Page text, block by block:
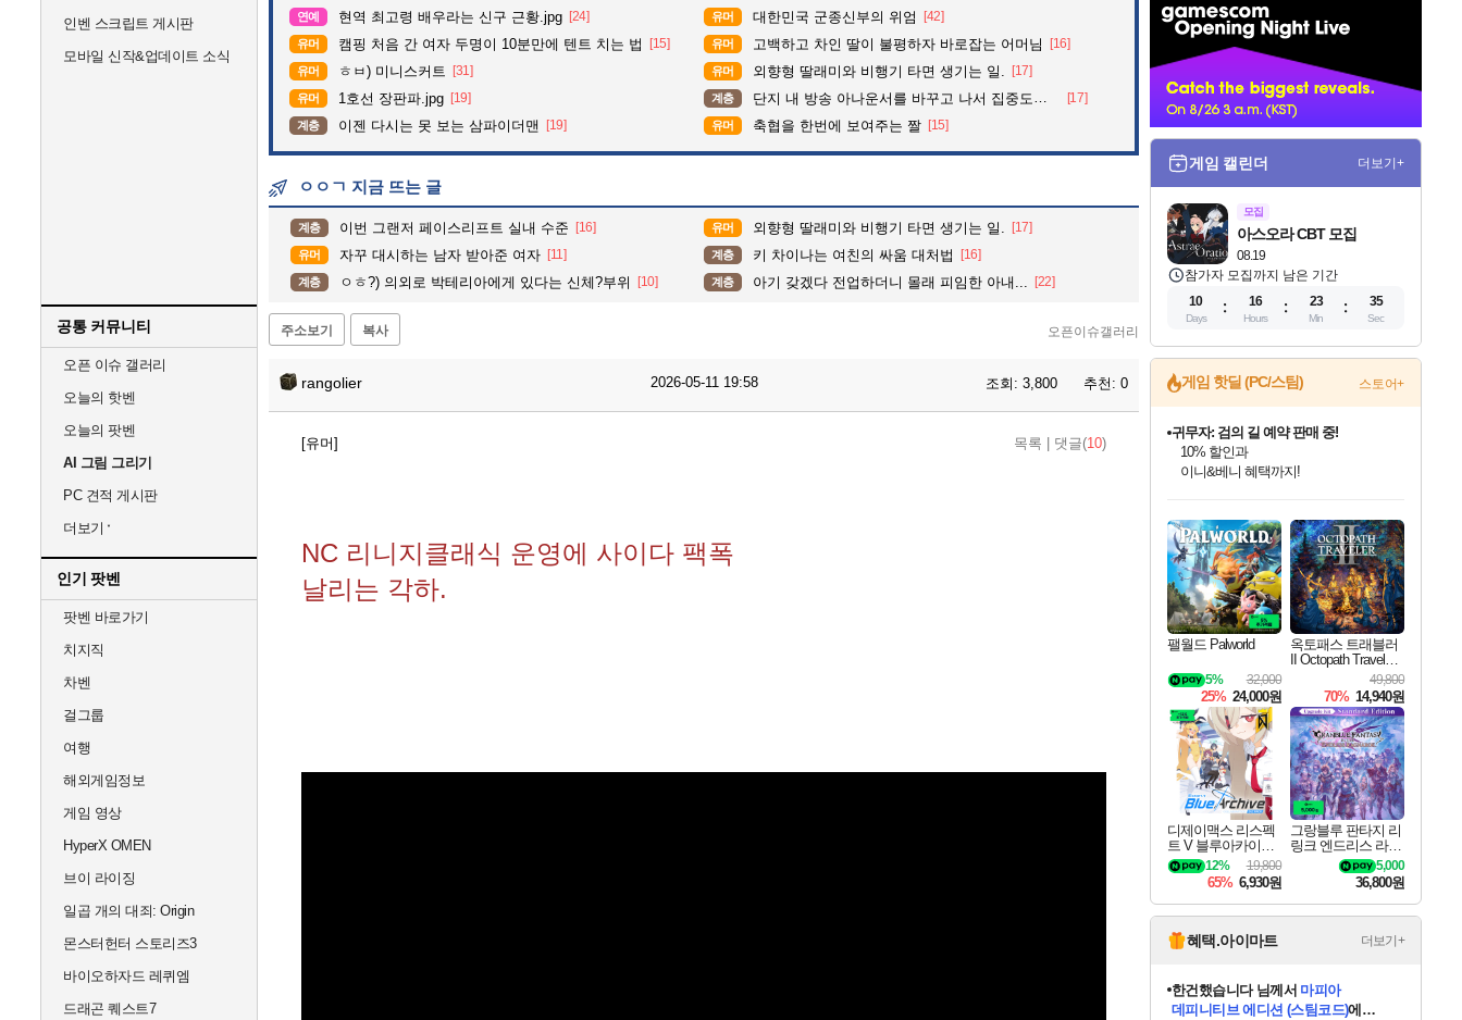
인벤 스크립트 게시판
모바일 신작&업데이트 소식
공통 커뮤니티
오픈 이슈 갤러리
오늘의 핫벤
오늘의 팟벤
AI 그림 그리기
PC 견적 게시판
더보기
인기 팟벤
팟벤 바로가기
치지직
차벤
걸그룹
여행
해외게임정보
게임 영상
HyperX OMEN
브이 라이징
일곱 개의 대죄: Origin
몬스터헌터 스토리즈3
바이오하자드 레퀴엠
드래곤 퀘스트7
연예 현역 최고령 배우라는 신구 근황.jpg [24] 유머 대한민국 군종신부의 위엄 [42]
유머 캠핑 처음 간 여자 두명이 10분만에 텐트 치는 법 [15] 유머 고백하고 차인 딸이 불평하자 바로잡는 어머님 [16]
유머 ㅎㅂ) 미니스커트 [31] 유머 외향형 딸래미와 비행기 타면 생기는 일. [17]
유머 1호선 장판파.jpg [19] 계층 단지 내 방송 아나운서를 바꾸고 나서 집중도가 확 올라갔다는 한 아파트의 안내방송 [17]
계층 이젠 다시는 못 보는 삼파이더맨 [19] 유머 축협을 한번에 보여주는 짤 [15]
ㅇㅇㄱ 지금 뜨는 글
계층 이번 그랜저 페이스리프트 실내 수준 [16] 유머 외향형 딸래미와 비행기 타면 생기는 일. [17]
유머 자꾸 대시하는 남자 받아준 여자 [11] 계층 키 차이나는 여친의 싸움 대처법 [16]
계층 ㅇㅎ?) 의외로 박테리아에게 있다는 신체?부위 [10] 계층 아기 갖겠다 전업하더니 몰래 피임한 아내... [22]
주소보기 복사 오픈이슈갤러리
rangolier 2026-05-11 19:58 조회: 3,800 추천: 0
[유머] 목록 댓글(10)
NC 리니지클래식 운영에 사이다 팩폭
날리는 각하.
벤
게임 캘린더 더보기+
모집
08.19
아스오라 CBT 모집
참가자 모집까지 남은 기간
10
Days
16
Hours
23
Min
35
Sec
게임 핫딜 (PC/스팀) 스토어+
최대 90% 할인가를 만나보세요!
네이버혜택과 함께 만나보세요!
50%할인&추가 적립까지!
네이버 포인트 혜택까지!
귀무자: 검의 길 예약 판매 중!
10% 할인과
이니&베니 혜택까지!
네이버 혜택가와 함께 예약하세요!
할인&네이버혜택으로 만나보세요!
네이버페이 혜택과 만나보세요!
40주년 프로모션으로 만나보세요!
할인가에 만나보세요!
일부 에디션 상시 할인!
혜택으로 예약 판매 중
편안하게 충전하세요
팰월드 Palworld
32,000
5%
25% 24,000원
옥토패스 트래블러
II Octopath Traveler I
49,800
70% 14,940원
디제이맥스 리스펙
트 V 블루아카이브
팩 DJMAX RESPE
CT V Blue Archive P
ack DLC
19,800
12%
65% 6,930원
그랑블루 판타지 리
링크 엔드리스 라그
나로크 업그레이드
킷 Granblue Fantasy
Relink Endless Ragn
arok Upgrade Kit DL
C
5,000
36,800원
혜택.아이마트 더보기+
한건했습니다님께서 마피아
데피니티브 에디션 (스팀코드)에